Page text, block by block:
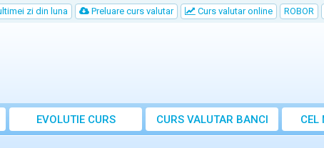
zi din luna Preluare curs valutar Curs valutar online ROBOR
EVOLUTIE CURS CURS VALUTAR BANCI CEL